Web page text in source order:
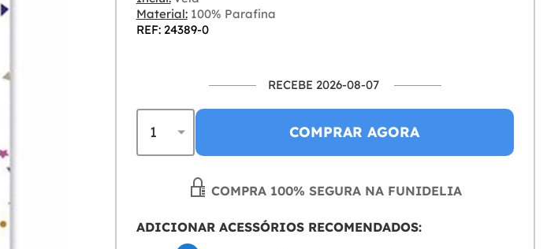
Material:100% Parafina
REF: 24389-0
RECEBE 2026-08-07
COMPRAR AGORA
COMPRA 100% SEGURA NA FUNIDELIA
ADICIONAR ACESSÓRIOS RECOMENDADOS: